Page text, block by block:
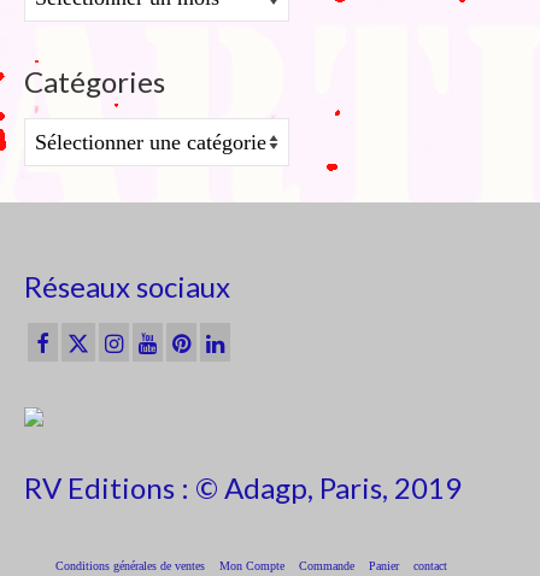
Catégories
Catégories
Réseaux sociaux
RV Editions : © Adagp, Paris, 2019
Conditions générales de ventes Mon Compte Commande Panier contact